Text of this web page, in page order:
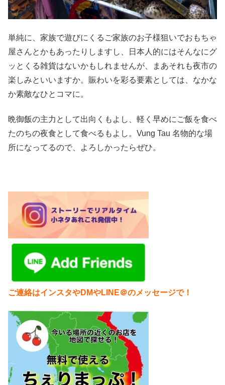
単純に、家族で遊びにくるご家族のお子様狙いでおもちゃ
屋さんとかもあったりしますし、日本人的にはそんなにグ
ッとくる雑貨はないかもしれませんが、まあそれも夜市の
楽しみといいますか。賑わいを彩る要素としては、なかな
か素敵なひとコマに。
晩御飯の主力として出向くもよし、軽く早めにご飯を食べ
たのちの夜食として食べるもよし。Vung Tau 名物的な場
所になってるので、よろしかったらぜひ。
ご連絡はインスタやDMやLINE＠のメッセージで！